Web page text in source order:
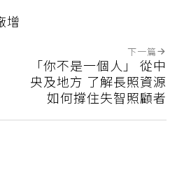
增
下一篇
「你不是一個人」 從中
央及地方 了解長照資源
如何撐住失智照顧者